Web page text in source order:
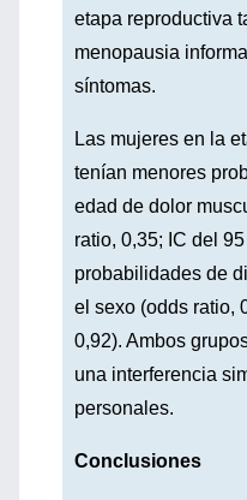
etapa reproductiva
menopausia
síntomas.
Las mujeres en la
tenían menores
edad de dolor
ratio, 0,35; IC del
probabilidades de
el sexo (odds ratio,
0,92). Ambos
una interferencia
personales.
Conclusiones